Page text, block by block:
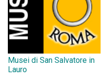
Musei di San Salvatore in
Lauro